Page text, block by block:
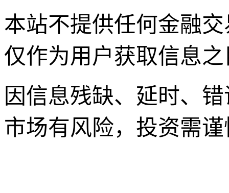
本站不提供任何金融
仅作为用户获取信息
因信息残缺、延时、
市场有风险，投资需